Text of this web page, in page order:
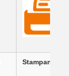
Stampante